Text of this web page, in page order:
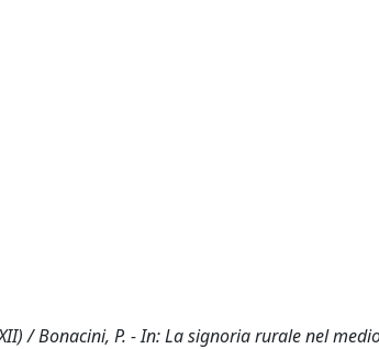
/ Bonacini, P. - In: La signoria rurale nel